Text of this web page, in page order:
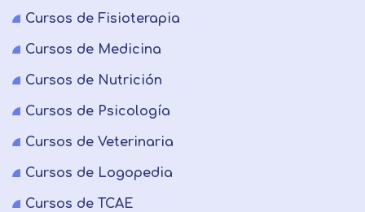
Cursos de Fisioterapia
Cursos de Medicina
Cursos de Nutrición
Cursos de Psicología
Cursos de Veterinaria
Cursos de Logopedia
Cursos de TCAE